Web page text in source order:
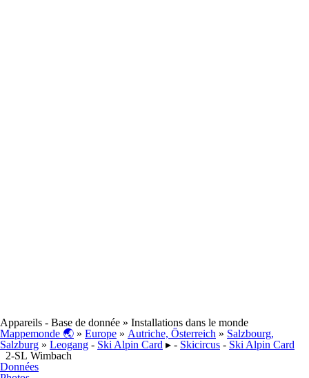
Appareils - Base de donnée » Installations dans le monde
Mappemonde 🌏 » Europe » Autriche, Österreich » Salzbourg,
Salzburg » Leogang - Ski Alpin Card ▸ - Skicircus - Ski Alpin Card
2-SL Wimbach
Données